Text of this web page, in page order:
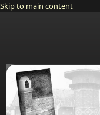
Skip to main content